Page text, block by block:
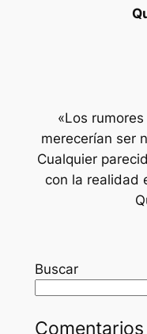
«Los
merecerían ser
Cualquier
con la realidad
Buscar
Comentarios